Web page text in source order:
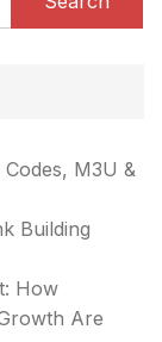
M3U &
Building
How
Are